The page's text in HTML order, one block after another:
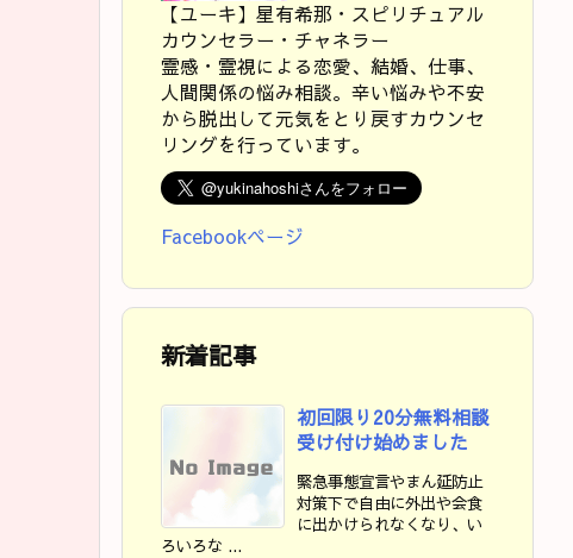
【ユーキ】星有希那・スピリチュアル
カウンセラー・チャネラー
霊感・霊視による恋愛、結婚、仕事、
人間関係の悩み相談。辛い悩みや不安
から脱出して元気をとり戻すカウンセ
リングを行っています。
Facebookページ
新着記事
初回限り20分無料相談
受け付け始めました
緊急事態宣言やまん延防止
対策下で自由に外出や会食
に出かけられなくなり、い
ろいろな ...